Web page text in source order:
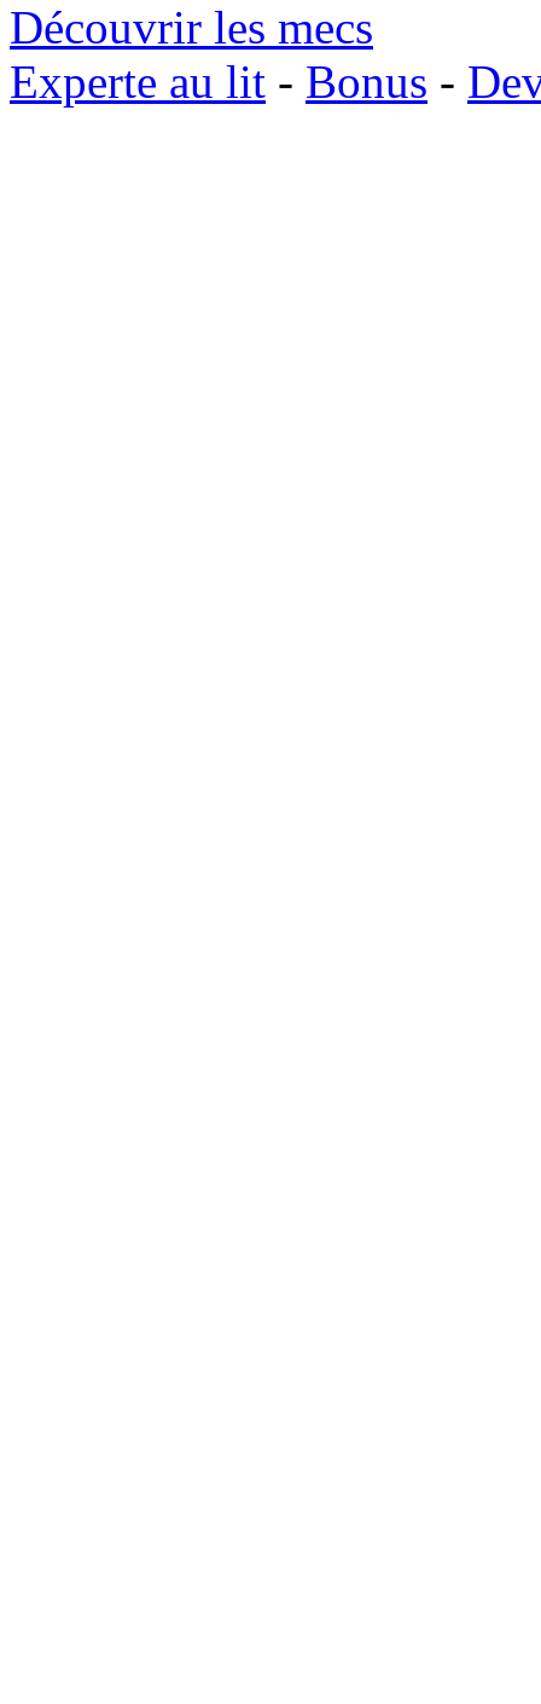
Découvrir les mecs
Experte au lit - Bonus -